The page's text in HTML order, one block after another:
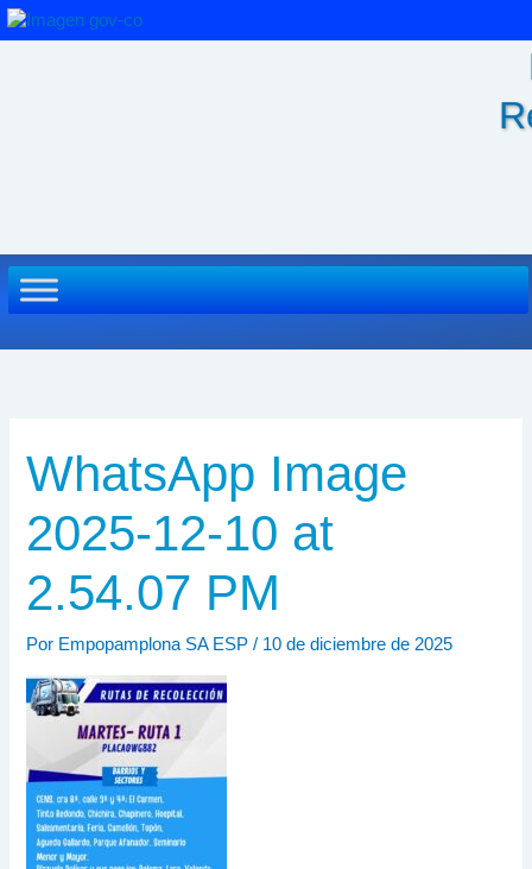
Ir
WhatsApp Image
2025-12-10 at
2.54.07 PM
Por Empopamplona SA ESP/ 10 de diciembre de 2025